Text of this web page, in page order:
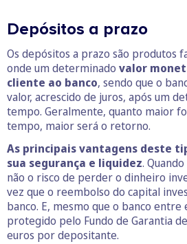
Depósitos a prazo
Os depósitos a prazo são produtos
onde um determinado valor
cliente ao banco, sendo que o
valor, acrescido de juros, após um
tempo. Geralmente, quanto maior
tempo, maior será o retorno.
As principais vantagens deste
sua segurança e liquidez.
não o risco de perder o dinheiro
vez que o reembolso do capital
banco. E, mesmo que o banco entre
protegido pelo Fundo de Garantia
euros por depositante.